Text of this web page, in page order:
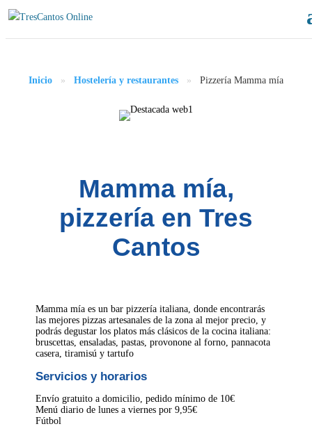
Inicio » Hostelería y restaurantes » Pizzería Mamma mía
Mamma mía,
pizzería en Tres
Cantos
Mamma mía es un bar pizzería italiana, donde encontrarás
las mejores pizzas artesanales de la zona al mejor precio, y
podrás degustar los platos más clásicos de la cocina italiana:
bruscettas, ensaladas, pastas, provonone al forno, pannacota
casera, tiramisú y tartufo
Servicios y horarios
Envío gratuito a domicilio, pedido mínimo de 10€
Menú diario de lunes a viernes por 9,95€
Fútbol